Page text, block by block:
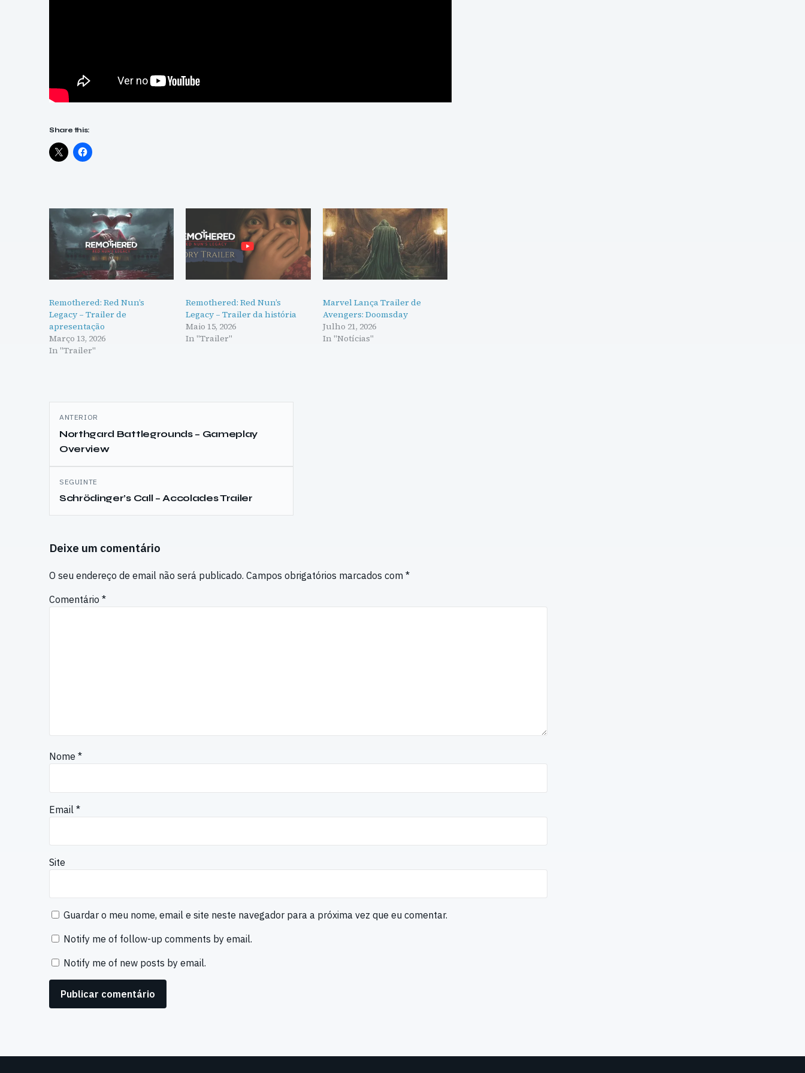
Share this:
Remothered: Red Nun’s
Legacy – Trailer de
apresentação
Março 13, 2026
In "Trailer"
Remothered: Red Nun’s
Legacy – Trailer da história
Maio 15, 2026
In "Trailer"
Marvel Lança Trailer de
Avengers: Doomsday
Julho 21, 2026
In "Notícias"
Navegação
de
artigos
ANTERIOR
Northgard Battlegrounds – Gameplay
Overview
SEGUINTE
Schrödinger’s Call – Accolades Trailer
Deixe um comentário
O seu endereço de email não será publicado. Campos obrigatórios marcados com *
Comentário *
Nome *
Email *
Site
Guardar o meu nome, email e site neste navegador para a próxima vez que eu comentar.
Notify me of follow-up comments by email.
Notify me of new posts by email.